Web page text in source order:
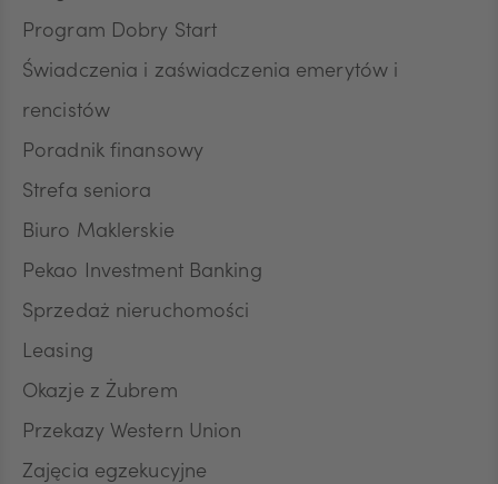
DKK
SEK
TRY
Program Dobry Start
Świadczenia i zaświadczenia emerytów i
rencistów
Poradnik finansowy
Strefa seniora
Biuro Maklerskie
Pekao Investment Banking
Sprzedaż nieruchomości
Leasing
Okazje z Żubrem
Przekazy Western Union
Zajęcia egzekucyjne